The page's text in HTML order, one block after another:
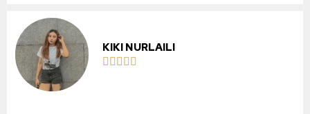
KIKI NURLAILI
    